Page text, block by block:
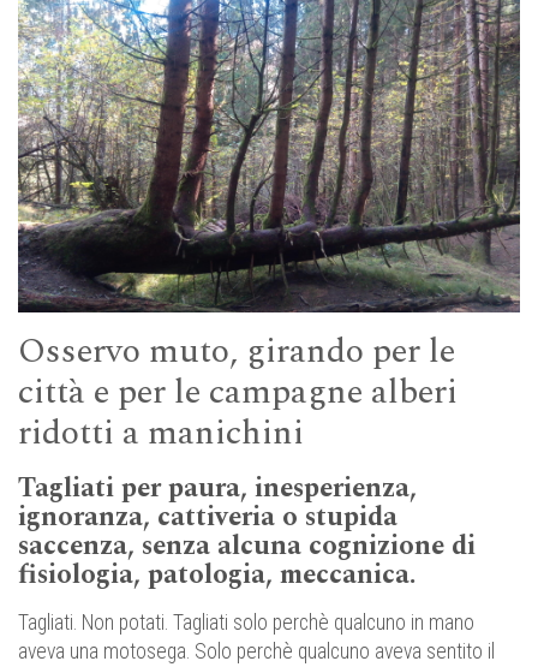
Osservo muto, girando per le
città e per le campagne alberi
ridotti a manichini
Tagliati per paura, inesperienza,
ignoranza, cattiveria o stupida
saccenza, senza alcuna cognizione di
fisiologia, patologia, meccanica.
Tagliati. Non potati. Tagliati solo perchè qualcuno in mano
aveva una motosega. Solo perchè qualcuno aveva sentito il